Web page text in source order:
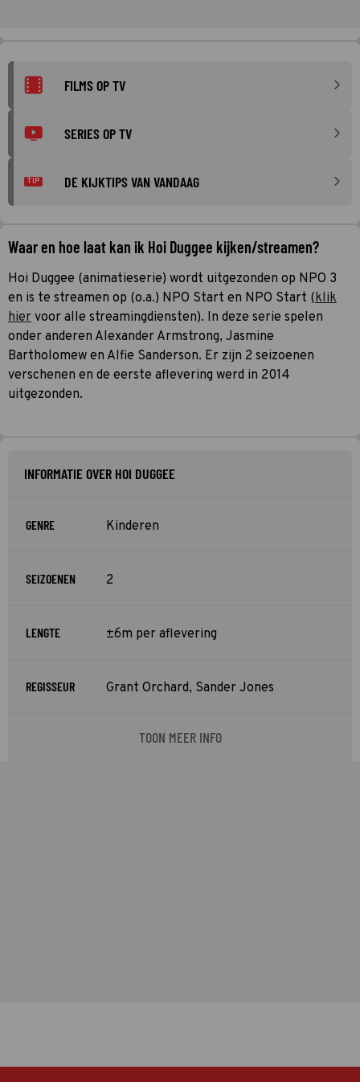
FILMS OP TV
SERIES OP TV
TIP DE KIJKTIPS VAN VANDAAG
Waar en hoe laat kan ik Hoi Duggee kijken/streamen?
Hoi Duggee (animatieserie) wordt uitgezonden op NPO 3
en is te streamen op (o.a.) NPO Start en NPO Start (klik
hier voor alle streamingdiensten). In deze serie spelen
onder anderen Alexander Armstrong, Jasmine
Bartholomew en Alfie Sanderson. Er zijn 2 seizoenen
verschenen en de eerste aflevering werd in 2014
uitgezonden.
INFORMATIE OVER HOI DUGGEE
GENRE Kinderen
SEIZOENEN 2
LENGTE ±6m per aflevering
REGISSEUR Grant Orchard, Sander Jones
TOON MEER INFO